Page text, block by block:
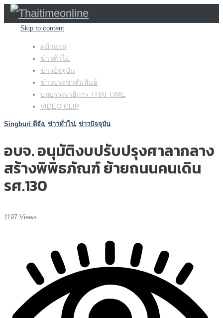
Skip to content
หน้าแรก
ข่าวทั่วไป
ข่าวปัจจุบัน
ข่าวประชาสัมพันธ์
บทบรรณาธิการ THAI TIME
VIDEO CLIP
Singburi ดีจัง, ข่าวทั่วไป, ข่าวปัจจุบัน
อบจ. อนุมัติงบปรับปรุงศาลากลาง
สร้างพิพิธภัณฑ์ ย้ายถนนคนเดิน
รศ.130
1197 Views